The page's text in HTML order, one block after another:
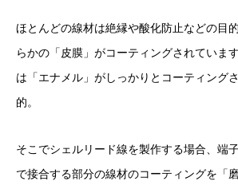
ほとんどの線材は絶縁や酸化防止などの目
らかの「皮膜」がコーティングされていま
は「エナメル」がしっかりとコーティング
的。
そこでシェルリード線を製作する場合、端
で接合する部分の線材のコーティングを「